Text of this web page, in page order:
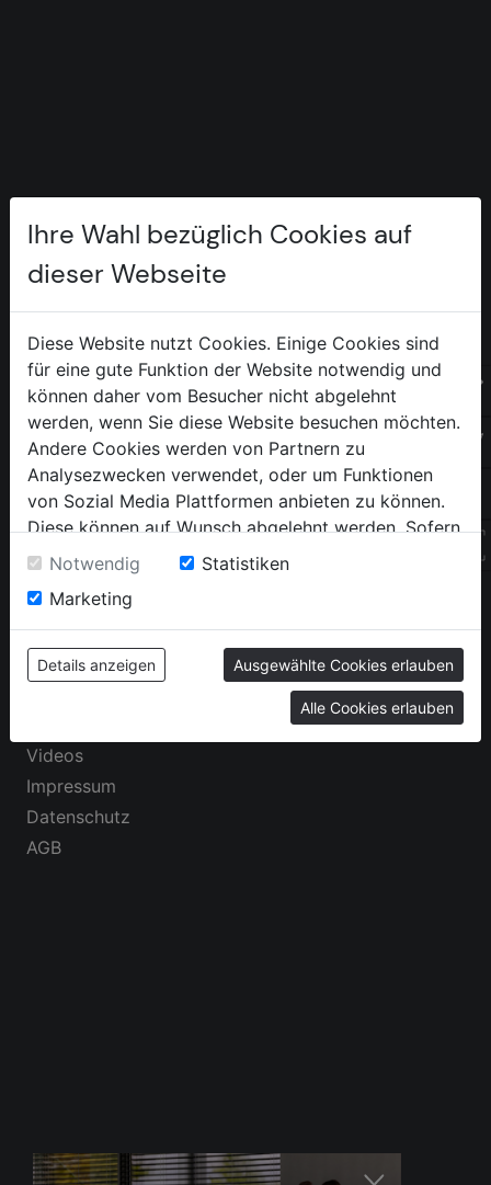
Sonnen +
Insektenschutz
Anfrage
INHALT
Home
Produkte
Referenzen
Wissens-Blog
Karriere
Videos
Impressum
Datenschutz
AGB
SOCIAL
Facebook
Tiktok
Ihre Wahl bezüglich Cookies auf
dieser Webseite
Diese Website nutzt Cookies. Einige Cookies sind
für eine gute Funktion der Website notwendig und
können daher vom Besucher nicht abgelehnt
werden, wenn Sie diese Website besuchen möchten.
Andere Cookies werden von Partnern zu
Analysezwecken verwendet, oder um Funktionen
von Sozial Media Plattformen anbieten zu können.
Diese können auf Wunsch abgelehnt werden. Sofern
sie unsere Webseite weiter nutzen, geben Sie
Einwilligung zu unseren Cookies.
Notwendig
Statistiken
Marketing
Details anzeigen Ausgewählte Cookies erlauben
Alle Cookies erlauben